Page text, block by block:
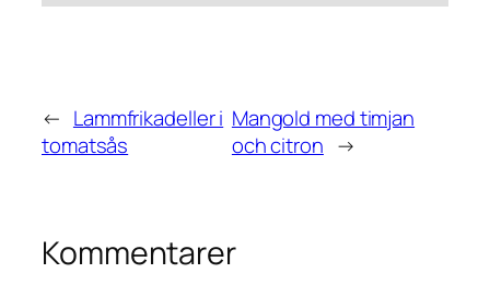
← Lammfrikadeller i
tomatsås
Mangold med timjan
och citron →
Kommentarer